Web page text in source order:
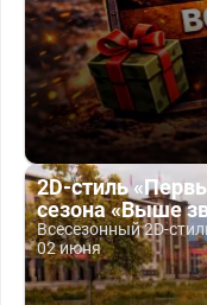
2D-стиль
сезона «Выше
Всесезонный 2D-
02 июня